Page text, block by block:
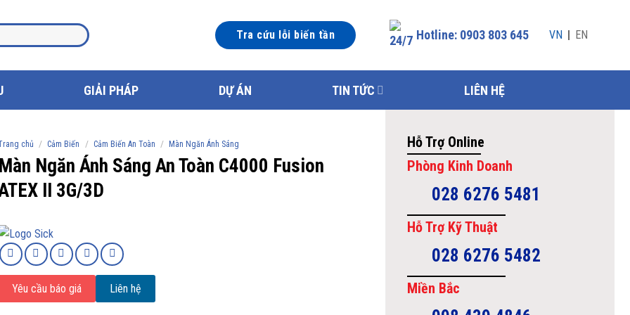
Tra cứu lỗi biến tần Hotline: 0903 803 645 EN
VN
GIẢI PHÁP DỰ ÁN TIN TỨC LIÊN HỆ
Hỗ Trợ Online
Phòng Kinh Doanh
028 6276 5481
Hỗ Trợ Kỹ Thuật
028 6276 5482
Miền Bắc
chủ / Cảm Biến / Cảm Biến An Toàn / Màn Ngăn Ánh Sáng
Màn Ngăn Ánh Sáng An Toàn C4000 Fusion
II 3G/3D
Yêu cầu báo giá Liên hệ